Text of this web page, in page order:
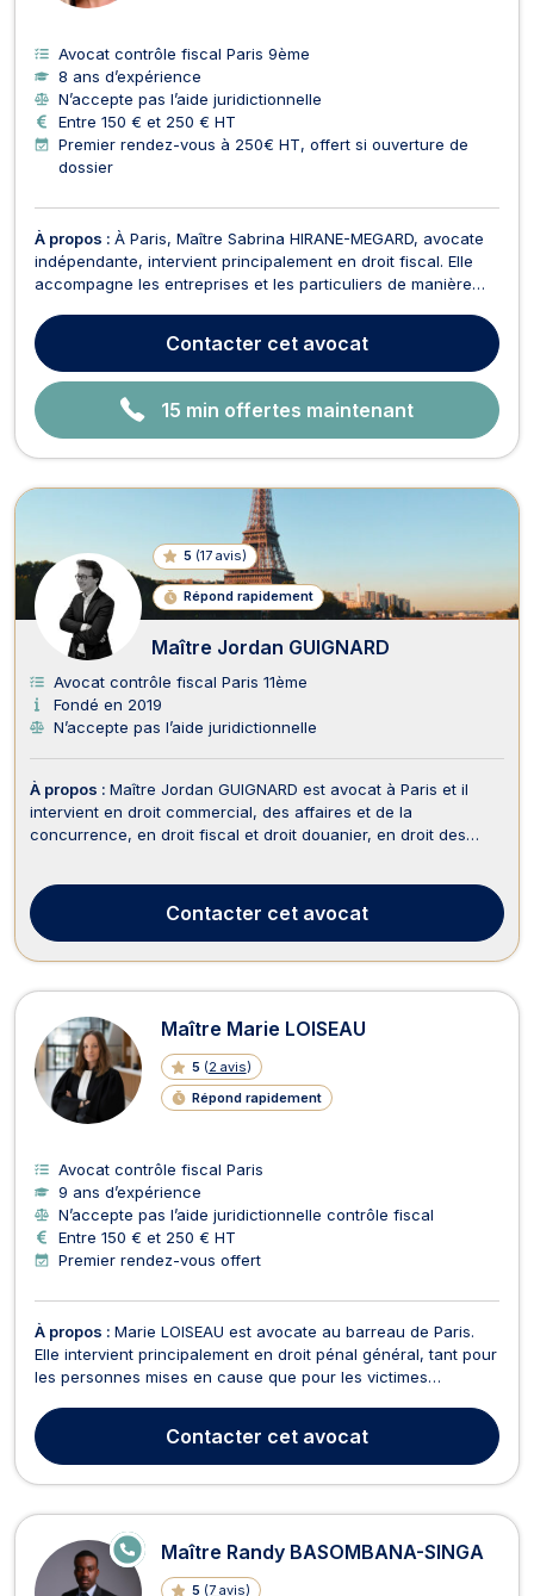
Avocat contrôle fiscal Paris 9ème
8 ans d’expérience
N’accepte pas l’aide juridictionnelle
Entre 150 € et 250 € HT
Premier rendez-vous à 250€ HT, offert si ouverture de
dossier
À propos : À Paris, Maître Sabrina HIRANE-MEGARD, avocate
indépendante, intervient principalement en droit fiscal. Elle
accompagne les entreprises et les particuliers de manière
internationale, et patrimoniale. Maître HIRANE-MEGARD
intervient également en contrôle et le contentieux f...
Contacter cet avocat
15 min offertes maintenant
5 (17 avis)
Répond rapidement
Maître Jordan GUIGNARD
Avocat contrôle fiscal Paris 11ème
Fondé en 2019
N’accepte pas l’aide juridictionnelle
À propos : Maître Jordan GUIGNARD est avocat à Paris et il
intervient en droit commercial, des affaires et de la
concurrence, en droit fiscal et droit douanier, en droit des
conseille en droit commercial et des affaires pou...
Contacter cet avocat
Maître Marie LOISEAU
5 (2 avis)
Répond rapidement
Avocat contrôle fiscal Paris
9 ans d’expérience
N’accepte pas l’aide juridictionnelle contrôle fiscal
Entre 150 € et 250 € HT
Premier rendez-vous offert
À propos : Marie LOISEAU est avocate au barreau de Paris.
Elle intervient principalement en droit pénal général, tant pour
les personnes mises en cause que pour les victimes
de la procédure, de l'enquête jusqu'au jugement, avec une
attention particulière portée aux situation...
Contacter cet avocat
Maître Randy BASOMBANA-SINGA
5 (7 avis)
E
N